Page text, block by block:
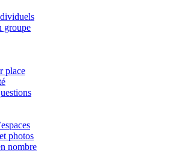
groupe
place
photos
nombre